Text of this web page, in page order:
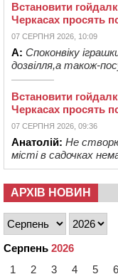
Встановити
Черкасах просять
07 СЕРПНЯ 2026, 10:09
А: Споконвіку
дозвілля,а також-
Встановити
Черкасах просять
07 СЕРПНЯ 2026, 09:36
Анатолій: Не
місті в садочках
АРХІВ НОВИН
Серпень 2026
1
2 3 4 5 6